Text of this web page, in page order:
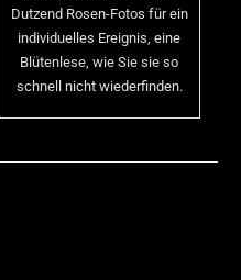
Dutzend Rosen-Fotos für ein
individuelles Ereignis, eine
Blütenlese, wie Sie sie so
schnell nicht wiederfinden.